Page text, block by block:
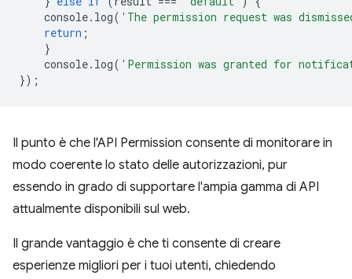
console. log( 'The permission request was
return ;
}
console. log( 'Permission was granted for
});
Il punto è che l'API Permission consente di monitorare in
modo coerente lo stato delle autorizzazioni, pur
essendo in grado di supportare l'ampia gamma di API
attualmente disponibili sul web.
Il grande vantaggio è che ti consente di creare
esperienze migliori per i tuoi utenti, chiedendo